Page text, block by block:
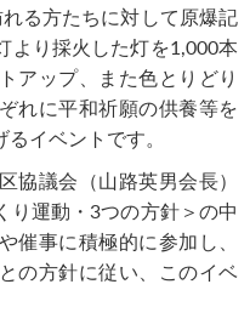
る方たちに対して原爆記
より採火した灯を1,000本
アップ、また色とりどり
れに平和祈願の供養等を
イベントです。
協議会（山路英男会長）
り運動・3つの方針＞の中
催事に積極的に参加し、
の方針に従い、このイベ